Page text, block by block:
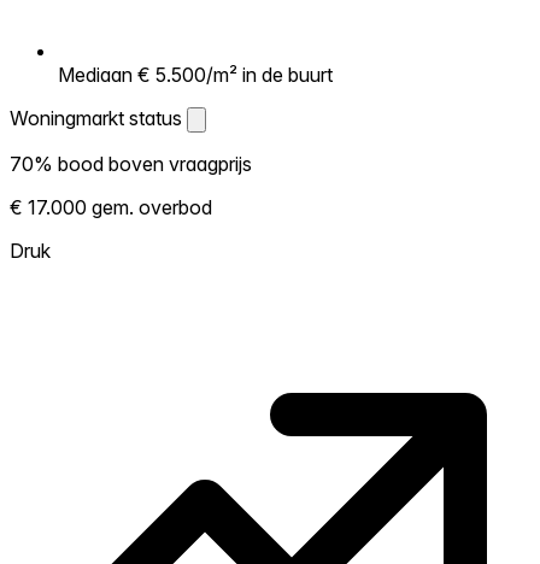
Mediaan € 5.500/m² in de buurt
Woningmarkt status
Woningmarkt status
Laat zien hoe competitief de markt hier is.
Hoe meer woningen boven vraagprijs
verkopen, hoe heter. Heet? Verwacht
70% bood boven vraagprijs
€ 17.000 gem. overbod
Druk